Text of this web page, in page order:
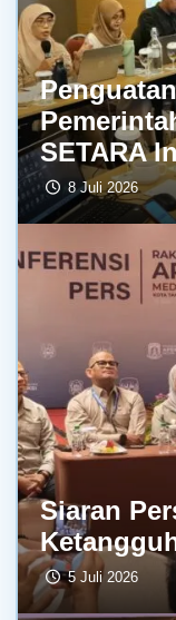
SETARA
8 Juli 2026
Siaran
5 Juli 2026